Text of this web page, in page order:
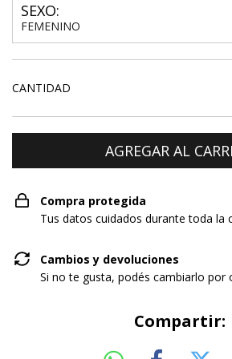
SEXO:
FEMENINO
CANTIDAD
Compra protegida
Tus datos cuidados durante toda la
Cambios y devoluciones
Si no te gusta, podés cambiarlo por
Compartir: